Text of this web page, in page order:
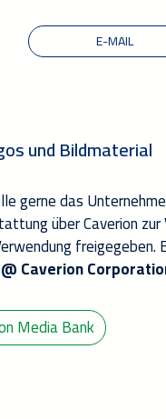
E-MAIL
und Bildmaterial
gerne das
über Caverion zur
freigegeben.
Caverion
Media Bank